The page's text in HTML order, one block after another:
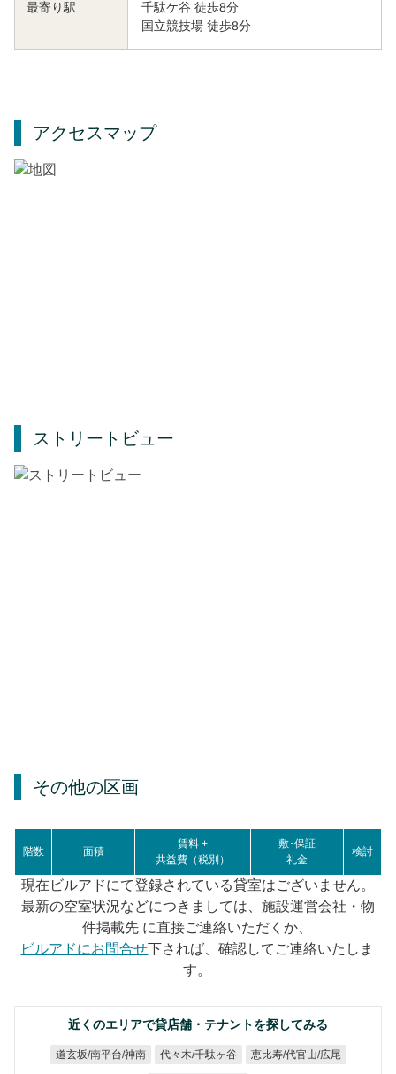
最寄り駅 千駄ケ谷 徒歩8分
国立競技場 徒歩8分
アクセスマップ
ストリートビュー
その他の区画
階数 面積
賃料 +
共益費（税別）
敷･保証
礼金
検討
現在ビルアドにて登録されている貸室はございません。
最新の空室状況などにつきましては、施設運営会社・物
件掲載先 に直接ご連絡いただくか、
ビルアドにお問合せ下されば、確認してご連絡いたしま
す。
近くのエリアで貸店舗・テナントを探してみる
道玄坂/南平台/神南 代々木/千駄ヶ谷 恵比寿/代官山/広尾